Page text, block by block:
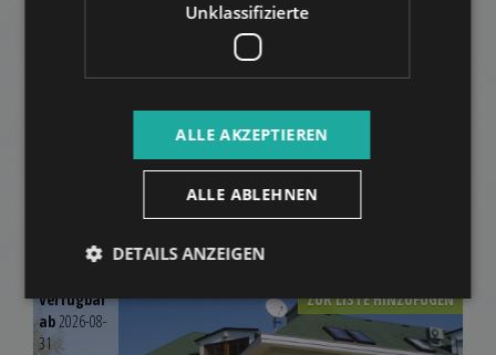
BUDAPEST XII. KERÜLET, MELINDA ÚT
300.000 HUF
Verfügbar
ab2026-08-
31
ZUR LISTE HINZUFÜGEN
Unklassifizierte
ALLE AKZEPTIEREN
ALLE ABLEHNEN
DETAILS ANZEIGEN